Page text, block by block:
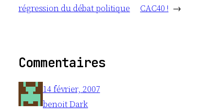
régression du débat politique
CAC40 ! →
Commentaires
14 février, 2007
benoit Dark